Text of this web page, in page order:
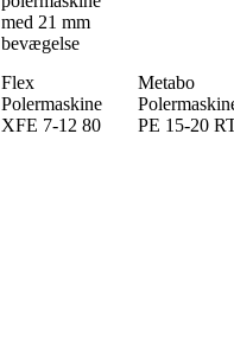
med 21 mm
bevægelse
Flex
Polermaskine
XFE 7-12 80
Metabo
PE 15-20